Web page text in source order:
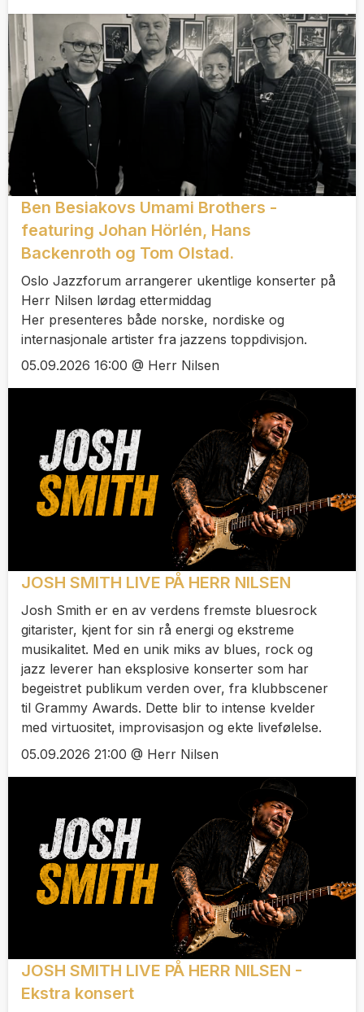
Ben Besiakovs Umami Brothers -
featuring Johan Hörlén, Hans
Backenroth og Tom Olstad.
Oslo Jazzforum arrangerer ukentlige konserter på
Herr Nilsen lørdag ettermiddag
Her presenteres både norske, nordiske og
internasjonale artister fra jazzens toppdivisjon.
05.09.2026 16:00 @ Herr Nilsen
JOSH SMITH LIVE PÅ HERR NILSEN
Josh Smith er en av verdens fremste bluesrock
gitarister, kjent for sin rå energi og ekstreme
musikalitet. Med en unik miks av blues, rock og
jazz leverer han eksplosive konserter som har
begeistret publikum verden over, fra klubbscener
til Grammy Awards. Dette blir to intense kvelder
med virtuositet, improvisasjon og ekte livefølelse.
05.09.2026 21:00 @ Herr Nilsen
JOSH SMITH LIVE PÅ HERR NILSEN -
Ekstra konsert